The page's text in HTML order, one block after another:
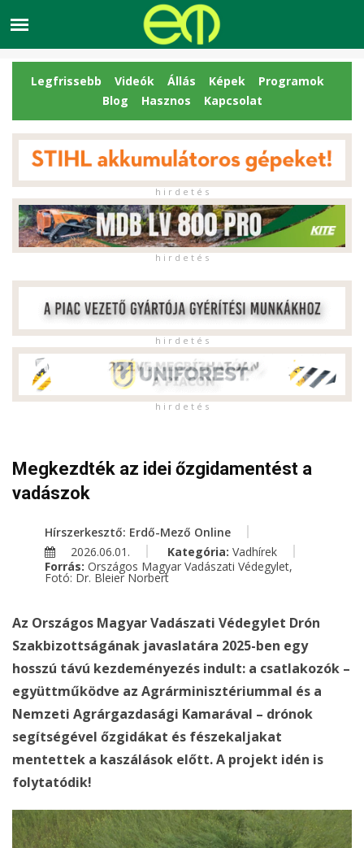
Legfrissebb Videók Állás Képek
Programok
Blog
Hasznos Kapcsolat
h i r d e t é s
h i r d e t é s
h i r d e t é s
h i r d e t é s
Megkezdték az idei őzgidamentést a
vadászok
Hírszerkesztő: Erdő-Mező Online
2026.06.01.
Kategória: Vadhírek
Forrás: Országos Magyar Vadászati Védegylet,
Fotó: Dr. Bleier Norbert
Az Országos Magyar Vadászati Védegylet Drón
Szakbizottságának javaslatára 2025-ben egy
hosszú távú kezdeményezés indult: a csatlakozók –
együttműködve az Agrárminisztériummal és a
Nemzeti Agrárgazdasági Kamarával – drónok
segítségével őzgidákat és fészekaljakat
mentettek a kaszálások előtt. A projekt idén is
folytatódik!